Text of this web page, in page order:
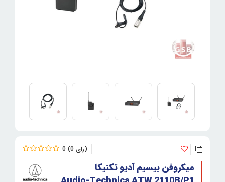
0 0
میکروفن بیسیم آدیو تکنیکا